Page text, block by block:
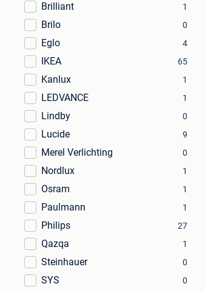
Brilliant 1
Brilo 0
Eglo 4
IKEA 65
Kanlux 1
LEDVANCE 1
Lindby 0
Lucide 9
Merel Verlichting 0
Nordlux 1
Osram 1
Paulmann 1
Philips 27
Qazqa 1
Steinhauer 0
SYS 0